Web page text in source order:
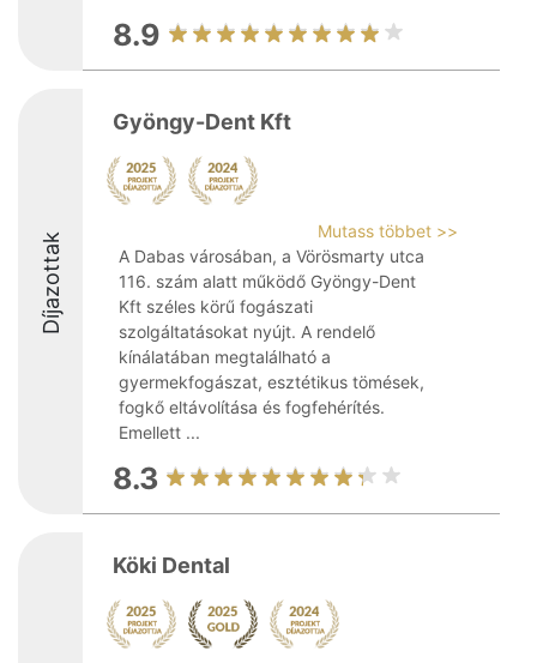
8.9
Díjazottak
Gyöngy-Dent Kft
Mutass többet >>
A Dabas városában, a Vörösmarty utca
116. szám alatt működő Gyöngy-Dent
Kft széles körű fogászati
szolgáltatásokat nyújt. A rendelő
kínálatában megtalálható a
gyermekfogászat, esztétikus tömések,
fogkő eltávolítása és fogfehérítés.
Emellett ...
8.3
Köki Dental